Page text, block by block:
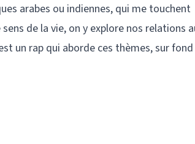
arabes ou indiennes, qui me touchent
de la vie, on y explore nos relations
un rap qui aborde ces thèmes, sur